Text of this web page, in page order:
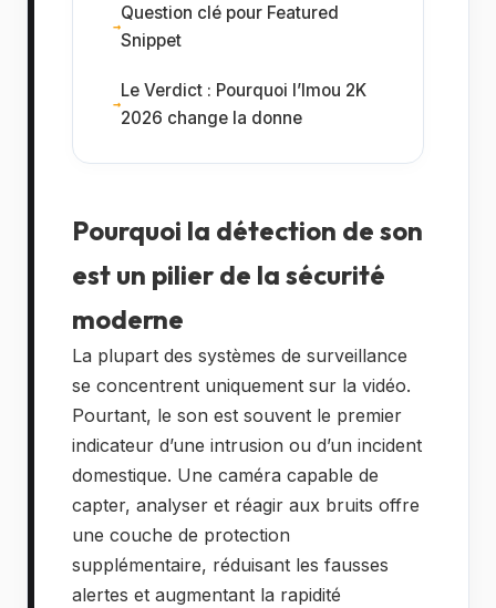
Question clé pour Featured
Snippet
Le Verdict : Pourquoi l’Imou 2K
2026 change la donne
Pourquoi la détection de son
est un pilier de la sécurité
moderne
La plupart des systèmes de surveillance
se concentrent uniquement sur la vidéo.
Pourtant, le son est souvent le premier
indicateur d’une intrusion ou d’un incident
domestique. Une caméra capable de
capter, analyser et réagir aux bruits offre
une couche de protection
supplémentaire, réduisant les fausses
alertes et augmentant la rapidité